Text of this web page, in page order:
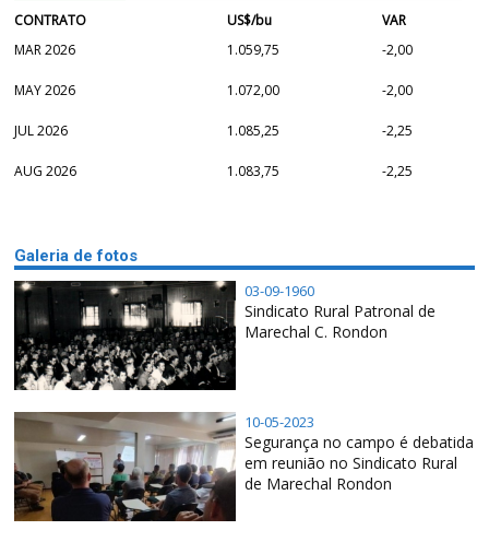
CONTRATO
US$/bu
VAR
MAR 2026
1.059,75 -2,00
MAY 2026 1.072,00 -2,00
JUL 2026 1.085,25 -2,25
AUG 2026 1.083,75 -2,25
Galeria de fotos
03-09-1960
Sindicato Rural Patronal de
Marechal C. Rondon
10-05-2023
Segurança no campo é debatida
em reunião no Sindicato Rural
de Marechal Rondon